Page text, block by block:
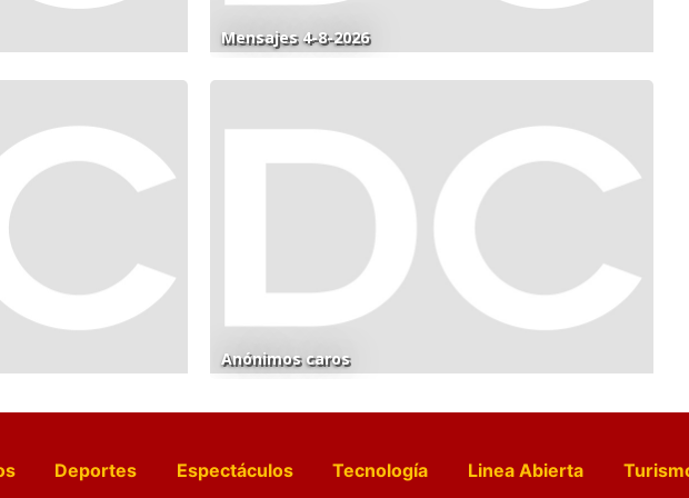
Mensajes 4-8-2026
Anónimos caros
Deportes Espectáculos Tecnología Linea Abierta